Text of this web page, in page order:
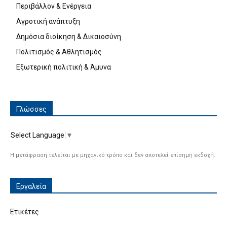
Περιβάλλον & Ενέργεια
Αγροτική ανάπτυξη
Δημόσια διοίκηση & Δικαιοσύνη
Πολιτισμός & Αθλητισμός
Εξωτερική πολιτική & Άμυνα
Γλώσσες
Select Language ▼
Η μετάφραση τελείται με μηχανικό τρόπο και δεν αποτελεί επίσημη εκδοχή.
Εργαλεία
Ετικέτες